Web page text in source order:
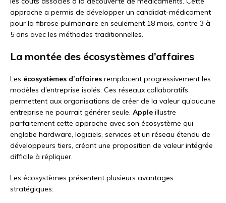
approche a permis de développer un candidat-médicament
pour la fibrose pulmonaire en seulement 18 mois, contre 3 à
5 ans avec les méthodes traditionnelles.
La montée des écosystèmes d’affaires
Les écosystèmes d’affaires remplacent progressivement les
modèles d’entreprise isolés. Ces réseaux collaboratifs
permettent aux organisations de créer de la valeur qu’aucune
entreprise ne pourrait générer seule. Apple illustre
parfaitement cette approche avec son écosystème qui
englobe hardware, logiciels, services et un réseau étendu de
développeurs tiers, créant une proposition de valeur intégrée
difficile à répliquer.
Les écosystèmes présentent plusieurs avantages
stratégiques: